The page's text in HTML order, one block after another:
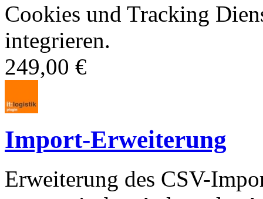
Cookies und Tracking
integrieren.
249,00 €
Import-Erweiterung
Erweiterung des CSV-